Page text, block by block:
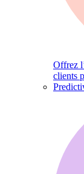
Offrez
clients